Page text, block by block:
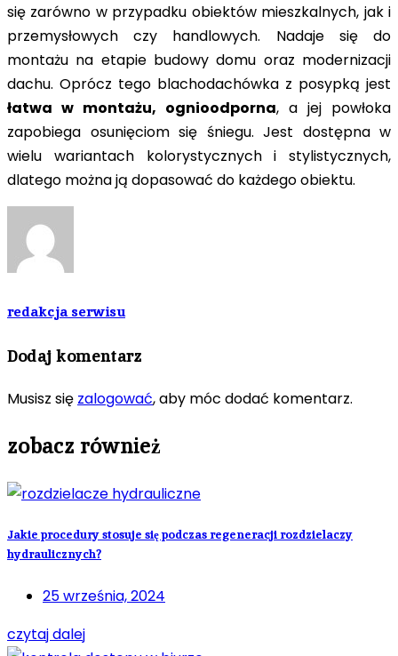
się zarówno w przypadku obiektów mieszkalnych, jak i
przemysłowych czy handlowych. Nadaje się do
montażu na etapie budowy domu oraz modernizacji
dachu. Oprócz tego blachodachówka z posypką jest
łatwa w montażu, ognioodporna, a jej powłoka
zapobiega osunięciom się śniegu. Jest dostępna w
wielu wariantach kolorystycznych i stylistycznych,
dlatego można ją dopasować do każdego obiektu.
redakcja serwisu
Dodaj komentarz
Musisz się zalogować, aby móc dodać komentarz.
zobacz również
Jakie procedury stosuje się podczas regeneracji rozdzielaczy
hydraulicznych?
25 września, 2024
czytaj dalej